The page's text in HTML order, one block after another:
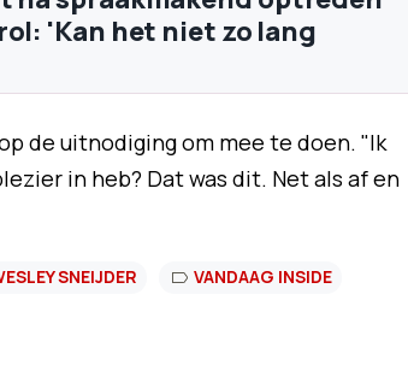
'Kan het niet zo lang
de uitnodiging om mee te doen. "Ik
in heb? Dat was dit. Net als af en
SNEIJDER VANDAAG INSIDE